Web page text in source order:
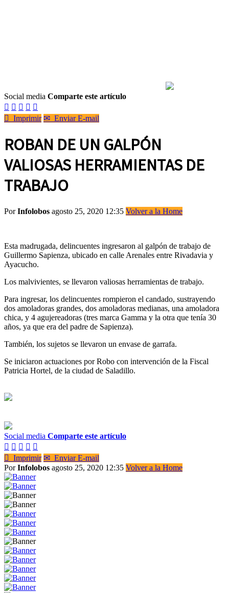
Social media Comparte este artículo
    
 Imprimir ✉ Enviar E-mail
ROBAN DE UN GALPÓN
VALIOSAS HERRAMIENTAS DE
TRABAJO
PorInfolobos agosto 25, 2020 12:35 Volver a la Home
Esta madrugada, delincuentes ingresaron al galpón de trabajo de
Guillermo Sapienza, ubicado en calle Arenales entre Rivadavia y
Ayacucho.
Los malvivientes, se llevaron valiosas herramientas de trabajo.
Para ingresar, los delincuentes rompieron el candado, sustrayendo
dos amoladoras grandes, dos amoladoras medianas, una amoladora
chica, y 4 agujereadoras (tres marca Gamma y la otra que tenía 30
años, ya que era del padre de Sapienza).
También, los sujetos se llevaron un envase de garrafa.
Se iniciaron actuaciones por Robo con intervención de la Fiscal
Patricia Hortel, de la ciudad de Saladillo.
Social media Comparte este artículo
    
 Imprimir ✉ Enviar E-mail
PorInfolobos agosto 25, 2020 12:35 Volver a la Home